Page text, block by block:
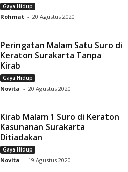
Gaya Hidup
Rohmat - 20 Agustus 2020
Peringatan Malam Satu Suro di
Keraton Surakarta Tanpa
Kirab
Gaya Hidup
Novita - 20 Agustus 2020
Kirab Malam 1 Suro di Keraton
Kasunanan Surakarta
Ditiadakan
Gaya Hidup
Novita - 19 Agustus 2020